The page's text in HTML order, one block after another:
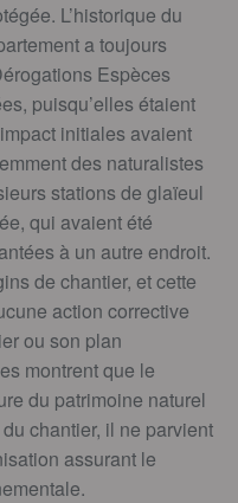
L’historique du
a toujours
Espèces
puisqu’elles étaient
initiales avaient
des naturalistes
stations de glaïeul
qui avaient été
à un autre endroit.
de chantier, et cette
action corrective
ou son plan
montrent que le
du patrimoine naturel
chantier, il ne parvient
assurant le